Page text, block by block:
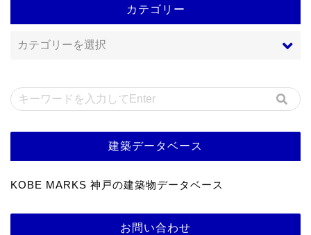
カテゴリー
建築データベース
KOBE MARKS 神戸の建築物データベース
お問い合わせ